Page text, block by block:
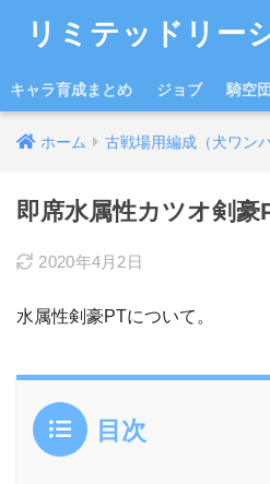
リミテッドリー
キャラ育成まとめ ジョブ 騎空団
ホーム 古戦場用編成（犬ワン
即席水属性カツオ剣豪
2020年4月2日
水属性剣豪PTについて。
目次